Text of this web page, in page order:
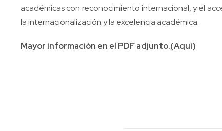
académicas con reconocimiento internacional, y el
la internacionalización y la excelencia académica.
Mayor información en el PDF adjunto.(Aquí)